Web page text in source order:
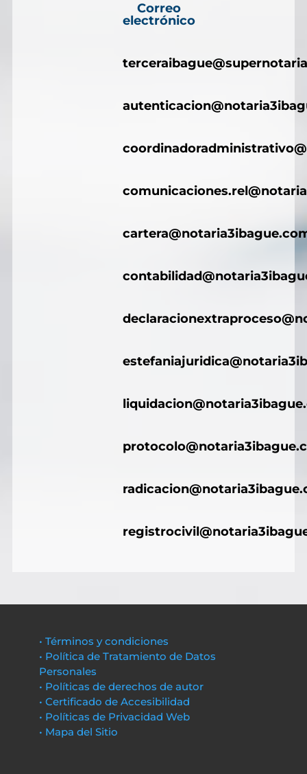
Correo
electrónico
• Términos y condiciones
• Política de Tratamiento de Datos
Personales
• Políticas de derechos de autor
• Certificado de Accesibilidad
• Políticas de Privacidad Web
• Mapa del Sitio